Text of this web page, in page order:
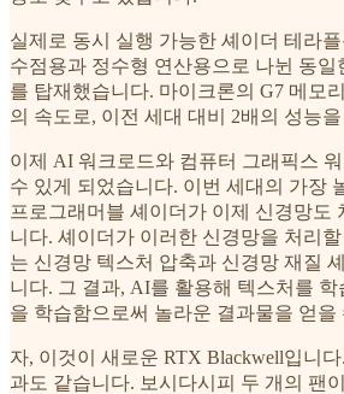
실제로 동시 실행 가능한 셰이더 테라
수점용과 정수형 연산용으로 나뉜 동일
를 탑재했습니다. 마이크론의 G7 메모
의 속도로, 이전 세대 대비 2배의 성능
이제 AI 워크로드와 컴퓨터 그래픽스
수 있게 되었습니다. 이번 세대의 가장
프로그래머블 셰이더가 이제 신경망도
니다. 셰이더가 이러한 신경망을 처리
는 신경망 텍스처 압축과 신경망 재질
니다. 그 결과, AI를 활용해 텍스처를
을 학습함으로써 놀라운 결과물을 얻을
자, 이것이 새로운 RTX Blackwell입니
과도 같습니다. 보시다시피 두 개의 팬